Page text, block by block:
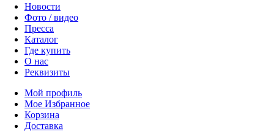
Новости
Фото / видео
Пресса
Каталог
Где купить
О нас
Реквизиты
Мой профиль
Мое Избранное
Корзина
Доставка